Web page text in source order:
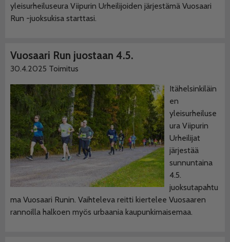
yleisurheiluseura Viipurin Urheilijoiden järjestämä Vuosaari
Run -juoksukisa starttasi.
Vuosaari Run juostaan 4.5.
30.4.2025 Toimitus
Itähelsinkiläin
en
yleisurheiluse
ura Viipurin
Urheilijat
järjestää
sunnuntaina
4.5.
juoksutapahtu
ma Vuosaari Runin. Vaihteleva reitti kiertelee Vuosaaren
rannoilla halkoen myös urbaania kaupunkimaisemaa.